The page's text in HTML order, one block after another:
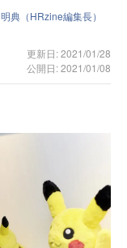
典（HRzine編集長）
更新日: 2021/01/28
公開日: 2021/01/08